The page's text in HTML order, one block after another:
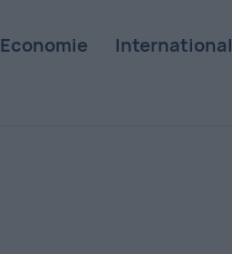
Economie International